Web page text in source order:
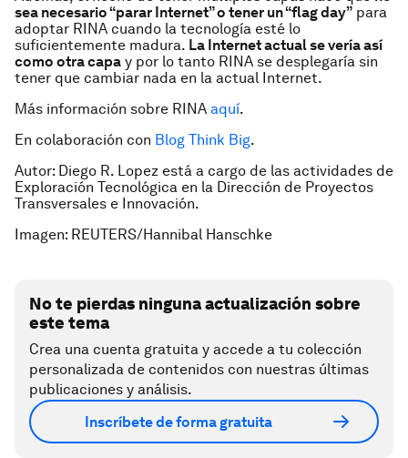
sea necesario “parar Internet” o tener un “flag day” para
adoptar RINA cuando la tecnología esté lo
suficientemente madura. La Internet actual se vería así
como otra capa y por lo tanto RINA se desplegaría sin
tener que cambiar nada en la actual Internet.
Más información sobre RINA aquí.
En colaboración con Blog Think Big.
Autor: Diego R. Lopez está a cargo de las actividades de
Exploración Tecnológica en la Dirección de Proyectos
Transversales e Innovación.
Imagen: REUTERS/Hannibal Hanschke
No te pierdas ninguna actualización sobre
este tema
Crea una cuenta gratuita y accede a tu colección
personalizada de contenidos con nuestras últimas
publicaciones y análisis.
Inscríbete de forma gratuita